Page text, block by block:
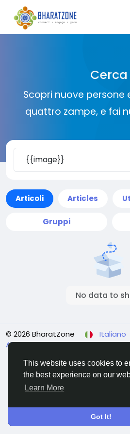
This website uses cookies to
the best experience on our
Learn More
Got It!
Cerca
Scopri nuove persone
quattro zampe, e fai
Articoli Articles
Gruppi
No data to
© 2026 BharatZone
Italiano
About Terms & Conditions